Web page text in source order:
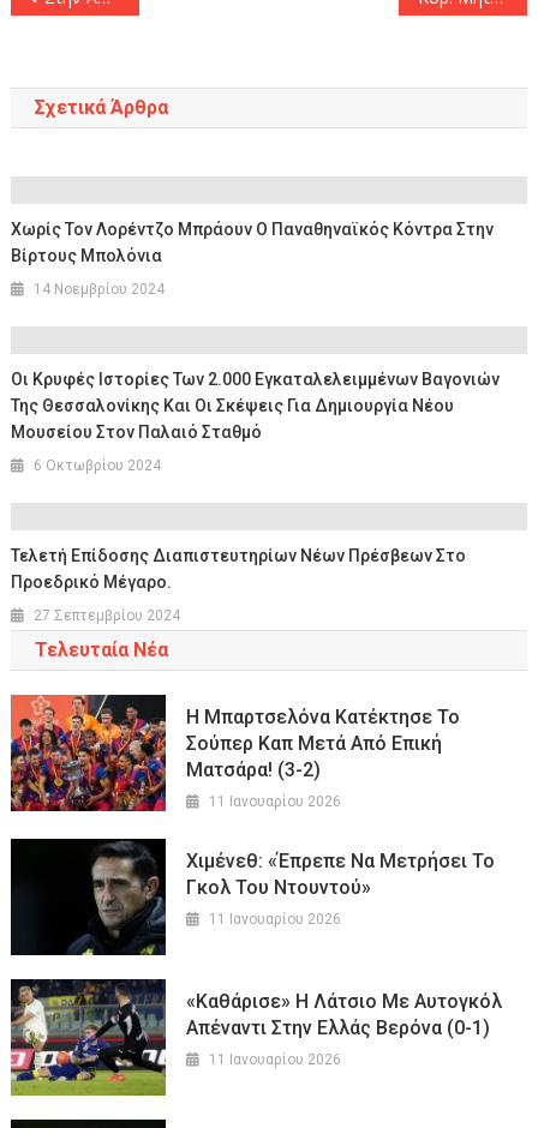
Σχετικά Άρθρα
Χωρίς Τον Λορέντζο Μπράουν Ο Παναθηναϊκός Κόντρα Στην
Βίρτους Μπολόνια
14 Νοεμβρίου 2024
Οι Κρυφές Ιστορίες Των 2.000 Εγκαταλελειμμένων Βαγονιών
Της Θεσσαλονίκης Και Οι Σκέψεις Για Δημιουργία Νέου
Μουσείου Στον Παλαιό Σταθμό
6 Οκτωβρίου 2024
Τελετή Επίδοσης Διαπιστευτηρίων Νέων Πρέσβεων Στο
Προεδρικό Μέγαρο.
27 Σεπτεμβρίου 2024
Τελευταία Νέα
Η Μπαρτσελόνα Κατέκτησε Το
Σούπερ Καπ Μετά Από Επική
Ματσάρα! (3-2)
11 Ιανουαρίου 2026
Χιμένεθ: «Έπρεπε Να Μετρήσει Το
Γκολ Του Ντουντού»
11 Ιανουαρίου 2026
«Καθάρισε» Η Λάτσιο Με Αυτογκόλ
Απέναντι Στην Ελλάς Βερόνα (0-1)
11 Ιανουαρίου 2026